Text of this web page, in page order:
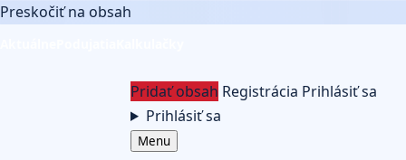
Preskočiť na obsah
Pridať obsah Registrácia Prihlásiť sa
Prihlásiť sa
Menu